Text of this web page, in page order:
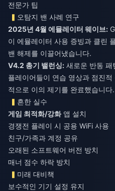
전문가 팁
오탐지 밴 사례 연구
2025년 4월 에뮬레이터 웨이브:
이 에뮬레이터 사용 증빙과 클린
밴 해제를 이끌어냈습니다.
V4.2 총기 밸런싱: 새로운 반동 패
플레이어들이 연습 영상과 점진
적으로 이의 제기를 완료했습니다.
흔한 실수
게임 최적화/강화앱 설치
경쟁전 플레이 시 공용 WiFi 사용
친구/가족과 계정 공유
오래된 소프트웨어 버전 방치
매너 점수 하락 방치
미래 대비책
보수적인 기기 설정 유지